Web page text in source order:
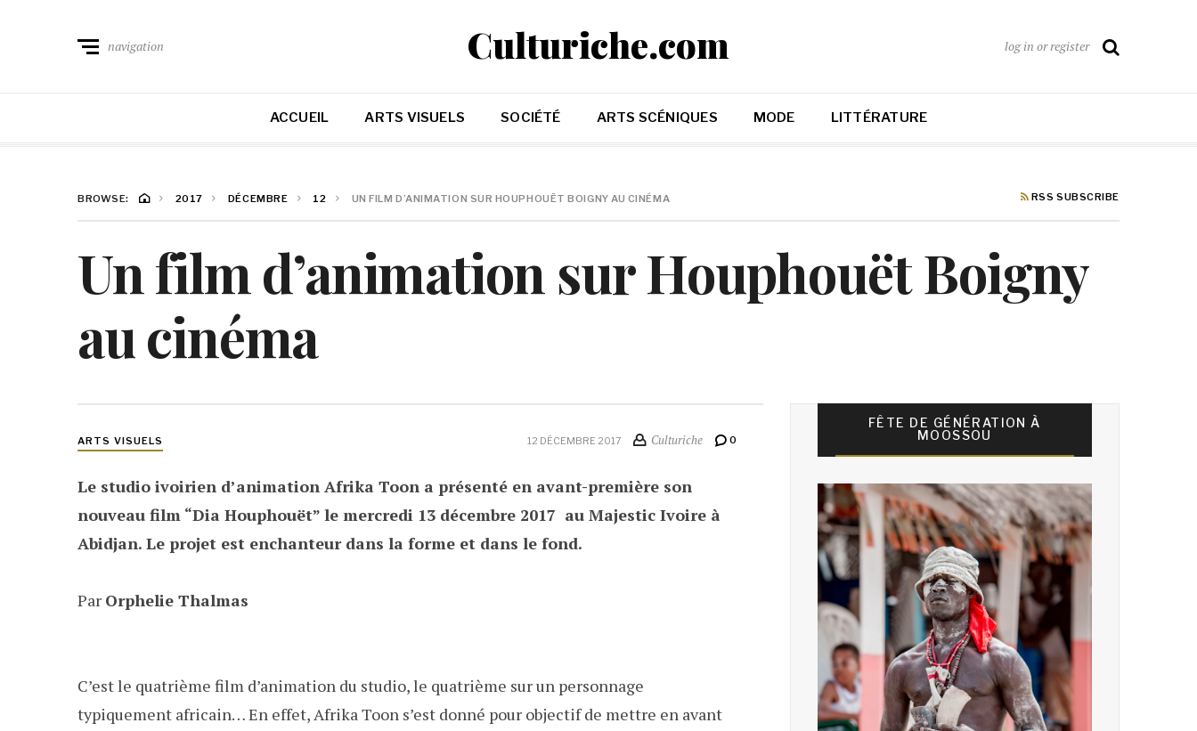
Culturiche.com
navigation log in or register
ACCUEIL ARTS VISUELS SOCIÉTÉ ARTS SCÉNIQUES MODE LITTÉRATURE
BROWSE: 2017 DÉCEMBRE 12 UN FILM D’ANIMATION SUR HOUPHOUËT BOIGNY AU CINÉMA RSS SUBSCRIBE
Un film d’animation sur Houphouët Boigny
au cinéma
ARTS VISUELS 12 DÉCEMBRE 2017 Culturiche 0
Le studio ivoirien d’animation Afrika Toon a présenté en avant-première son
nouveau film “Dia Houphouët” le mercredi 13 décembre 2017 au Majestic Ivoire à
Abidjan. Le projet est enchanteur dans la forme et dans le fond.
Par Orphelie Thalmas
C’est le quatrième film d’animation du studio, le quatrième sur un personnage
typiquement africain… En effet, Afrika Toon s’est donné pour objectif de mettre en avant
FÊTE DE GÉNÉRATION À
MOOSSOU